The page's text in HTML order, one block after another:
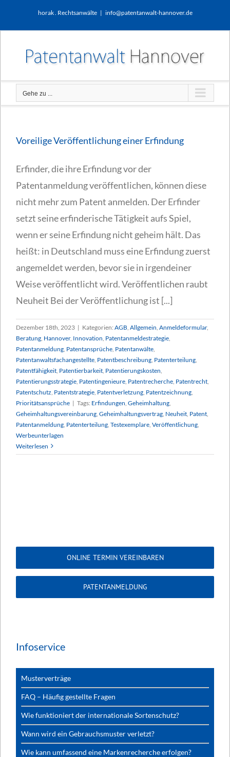
horak . Rechtsanwälte | info@patentanwalt-hannover.de
Gehe zu ...
Voreilige Veröffentlichung einer Erfindung
Erfinder, die ihre Erfindung vor der
Patentanmeldung veröffentlichen, können diese
nicht mehr zum Patent anmelden. Der Erfinder
setzt seine erfinderische Tätigkeit aufs Spiel,
wenn er seine Erfindung nicht geheim hält. Das
heißt: in Deutschland muss eine Erfindung zuerst
angemeldet werden, bevor sie in irgendeiner
Weise veröffentlicht wird. Veröffentlichen raubt
Neuheit Bei der Veröffentlichung ist [...]
Dezember 18th, 2023 | Kategorien: AGB Allgemein Anmeldeformular,
Beratung Hannover, Innovation Patentanmeldestrategie
Patentanmeldung Patentansprüche Patentanwälte
Patentanwaltsfachangestellte Patentbeschreibung Patenterteilung
Patentfähigkeit Patentierbarkeit Patentierungskosten
Patentierungsstrategie Patentingenieure Patentrecherche Patentrecht
Patentschutz Patentstrategie Patentverletzung Patentzeichnung
Prioritätsansprüche | Tags: Erfindungen Geheimhaltung
Geheimhaltungsvereinbarung Geheimhaltungsvertrag Neuheit Patent
Patentanmeldung Patenterteilung Testexemplare Veröffentlichung
Werbeunterlagen
Weiterlesen
ONLINE TERMIN VEREINBAREN
PATENTANMELDUNG
Infoservice
Musterverträge
FAQ – Häufig gestellte Fragen
Wie funktioniert der internationale Sortenschutz?
Wann wird ein Gebrauchsmuster verletzt?
Wie kann umfassend eine Markenrecherche erfolgen?